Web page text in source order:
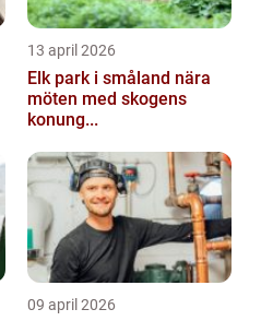
13 april 2026
Elk park i småland nära
möten med skogens
konung...
09 april 2026